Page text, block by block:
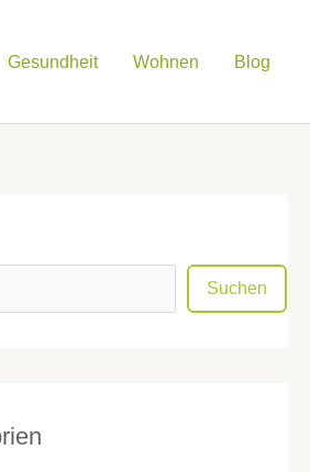
Gesundheit Wohnen Blog
Suchen